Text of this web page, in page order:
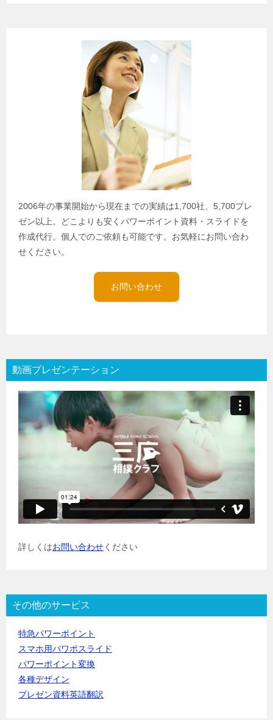
2006年の事業開始から現在までの実績は1,700社、5,700プレ
ゼン以上。どこよりも安くパワーポイント資料・スライドを
作成代行。個人でのご依頼も可能です。お気軽にお問い合わ
せください。
お問い合わせ
動画プレゼンテーション
詳しくはお問い合わせください
その他のサービス
特急パワーポイント
スマホ用パワポスライド
パワーポイント変換
各種デザイン
プレゼン資料英語翻訳